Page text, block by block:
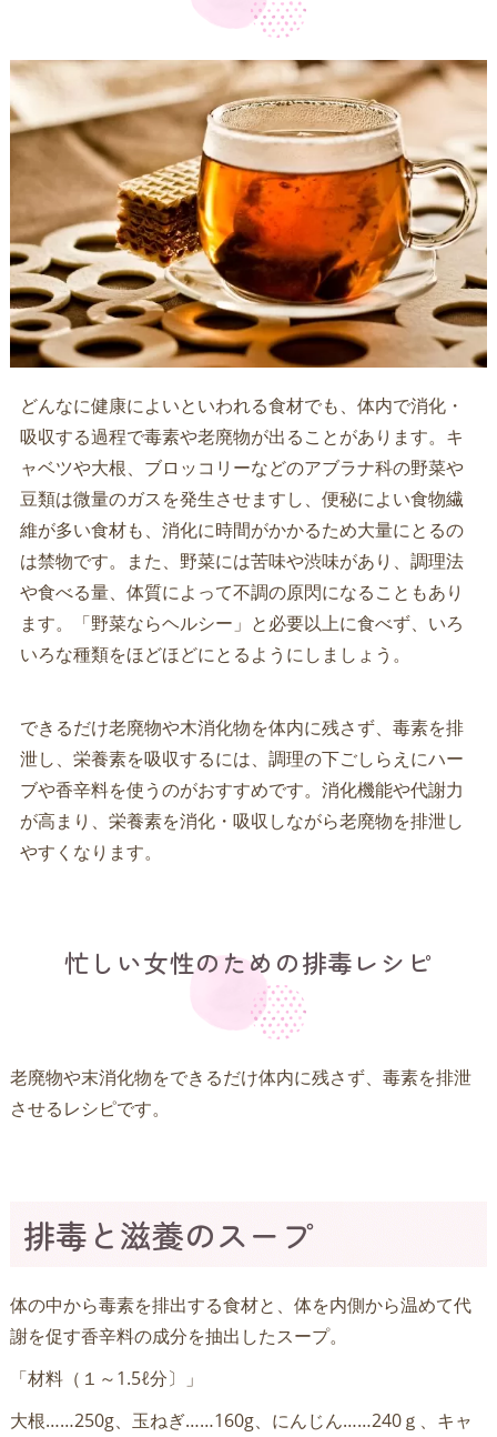
どんなに健康によいといわれる食材でも、体内で消化・
吸収する過程で毒素や老廃物が出ることがあります。キ
ャベツや大根、ブロッコリーなどのアブラナ科の野菜や
豆類は微量のガスを発生させますし、便秘によい食物繊
維が多い食材も、消化に時間がかかるため大量にとるの
は禁物です。また、野菜には苦味や渋味があり、調理法
や食べる量、体質によって不調の原閃になることもあり
ます。「野菜ならヘルシー」と必要以上に食べず、いろ
いろな種類をほどほどにとるようにしましょう。
できるだけ老廃物や木消化物を体内に残さず、毒素を排
泄し、栄養素を吸収するには、調理の下ごしらえにハー
ブや香辛料を使うのがおすすめです。消化機能や代謝力
が高まり、栄養素を消化・吸収しながら老廃物を排泄し
やすくなります。
忙しい女性のための排毒レシピ
老廃物や末消化物をできるだけ体内に残さず、毒素を排泄
させるレシピです。
排毒と滋養のスープ
体の中から毒素を排出する食材と、体を内側から温めて代
謝を促す香辛料の成分を抽出したスープ。
「材料（１～1.5ℓ分〕」
大根……250g、玉ねぎ……160g、にんじん……240ｇ、キャ